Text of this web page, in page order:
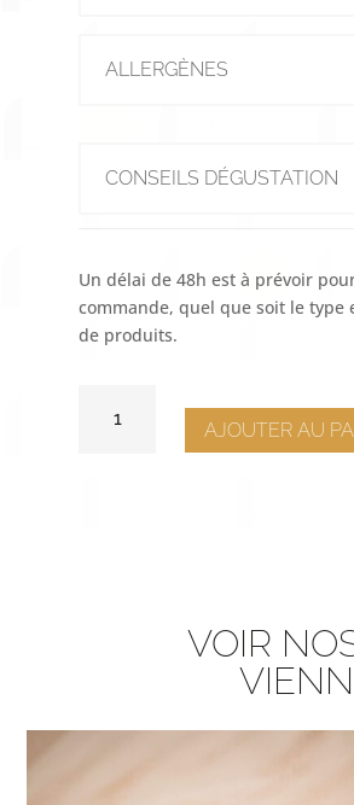
ALLERGÈNES
CONSEILS DÉGUSTATION
Un délai de 48h est à prévoir
commande, quel que soit le type
de produits.
AJOUTER AU
VOIR